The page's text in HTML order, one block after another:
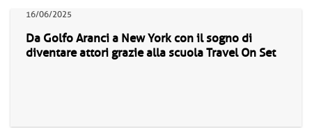
16/06/2025
Da Golfo Aranci a New York con il sogno di
diventare attori grazie alla scuola Travel On Set